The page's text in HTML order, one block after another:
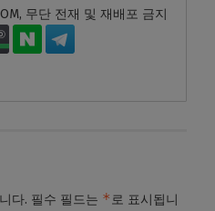
무단 전재 및 재배포 금지
다. 필수 필드는 *로 표시됩니